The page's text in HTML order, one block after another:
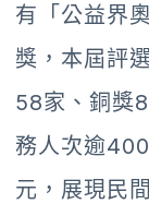
有「公益界
獎，本屆評
58家、銅獎
務人次逾
元，展現民